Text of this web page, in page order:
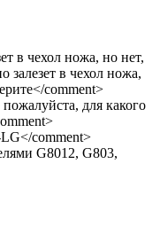
в чехол ножа, но нет,
залезет в чехол ножа,
comment>
для какого
comment>
G8012, G803,